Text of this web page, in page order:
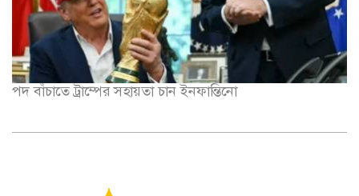
পদ বাঁচাতে ট্রাম্পের সহায়তা চান ইনফান্তিনো